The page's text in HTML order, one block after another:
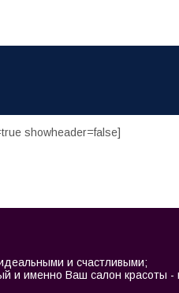
showheader=false]
и счастливыми;
и именно Ваш салон красоты